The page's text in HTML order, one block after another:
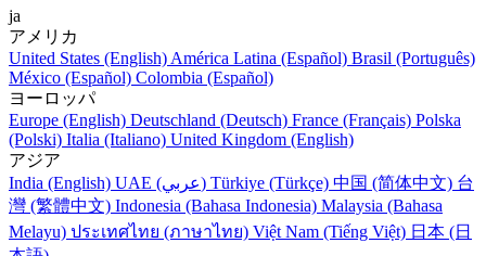
ja
アメリカ
United States (English) América Latina (Español) Brasil (Português)
México (Español) Colombia (Español)
ヨーロッパ
Europe (English) Deutschland (Deutsch) France (Français) Polska
(Polski) Italia (Italiano) United Kingdom (English)
アジア
India (English)
UAE (عربي) Türkiye (Türkçe) 中国 (简体中文) 台
灣 (繁體中文) Indonesia (Bahasa Indonesia) Malaysia (Bahasa
Melayu) ประเทศไทย (ภาษาไทย) Việt Nam (Tiếng Việt) 日本 (日